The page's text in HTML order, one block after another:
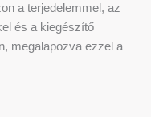
a terjedelemmel, az
és a kiegészítő
megalapozva ezzel a